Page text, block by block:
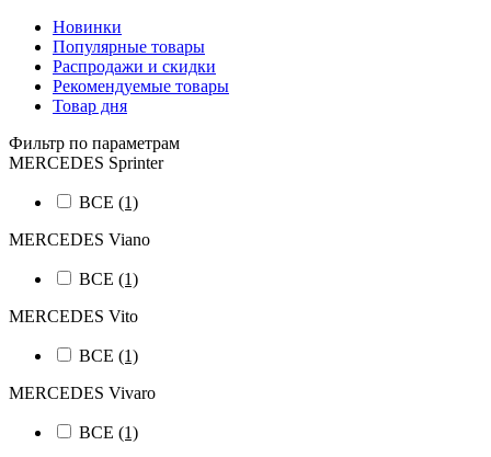
Новинки
Популярные товары
Распродажи и скидки
Рекомендуемые товары
Товар дня
Фильтр по параметрам
MERCEDES Sprinter
ВСЕ (1)
MERCEDES Viano
ВСЕ (1)
MERCEDES Vito
ВСЕ (1)
MERCEDES Vivaro
ВСЕ (1)